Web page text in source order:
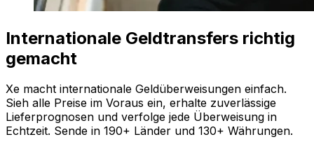
Internationale Geldtransfers richtig
gemacht
Xe macht internationale Geldüberweisungen einfach.
Sieh alle Preise im Voraus ein, erhalte zuverlässige
Lieferprognosen und verfolge jede Überweisung in
Echtzeit. Sende in 190+ Länder und 130+ Währungen.